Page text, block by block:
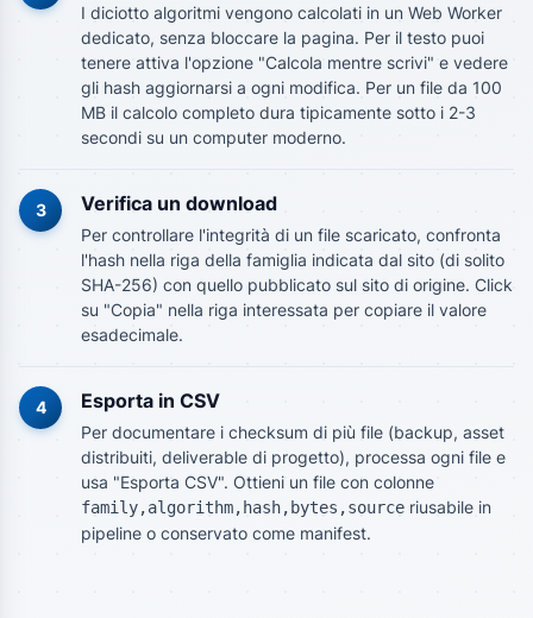
I diciotto algoritmi vengono calcolati in un Web Worker
dedicato, senza bloccare la pagina. Per il testo puoi
tenere attiva l'opzione "Calcola mentre scrivi" e vedere
gli hash aggiornarsi a ogni modifica. Per un file da 100
MB il calcolo completo dura tipicamente sotto i 2-3
secondi su un computer moderno.
3 Verifica un download
Per controllare l'integrità di un file scaricato, confronta
l'hash nella riga della famiglia indicata dal sito (di solito
SHA-256) con quello pubblicato sul sito di origine. Click
su "Copia" nella riga interessata per copiare il valore
esadecimale.
4 Esporta in CSV
Per documentare i checksum di più file (backup, asset
distribuiti, deliverable di progetto), processa ogni file e
usa "Esporta CSV". Ottieni un file con colonne
family,algorithm,hash,bytes,source riusabile in
pipeline o conservato come manifest.